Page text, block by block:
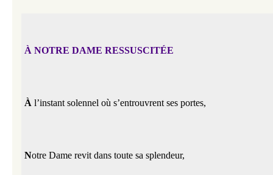
À NOTRE DAME RESSUSCITÉE
À l’instant solennel où s’entrouvrent ses portes,
Notre Dame revit dans toute sa splendeur,